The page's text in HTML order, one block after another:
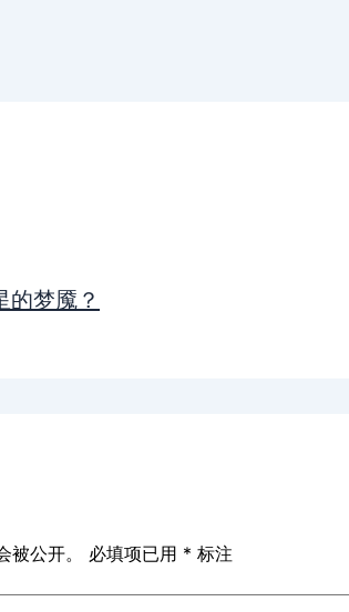
梦魇？
公开。 必填项已用 * 标注